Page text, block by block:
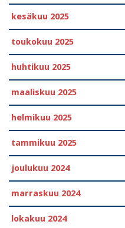
kesäkuu 2025
toukokuu 2025
huhtikuu 2025
maaliskuu 2025
helmikuu 2025
tammikuu 2025
joulukuu 2024
marraskuu 2024
lokakuu 2024